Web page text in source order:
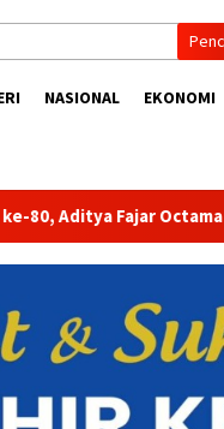
NASIONAL EKONOMI
Polri untuk